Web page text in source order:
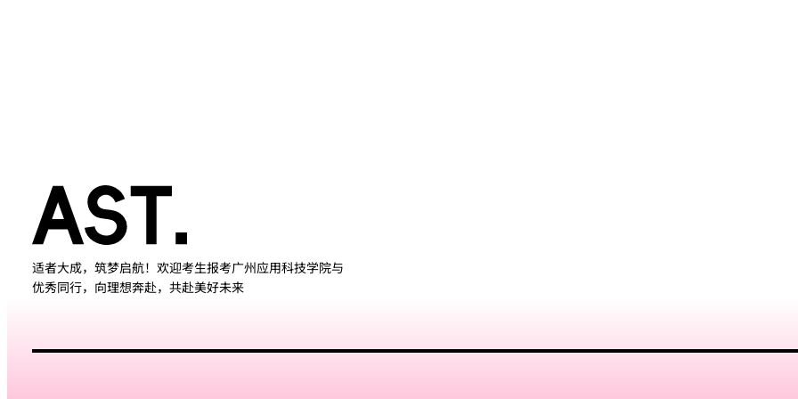
适者大成，筑梦启航！欢迎考生报考广州应用科技学院与
优秀同行，向理想奔赴，共赴美好未来